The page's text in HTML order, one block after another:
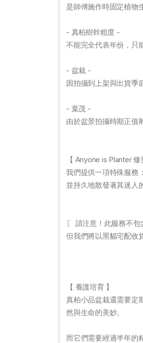
是師傅施作時固定植物
- 真柏樹幹粗度 -
不能完全代表年份，只
- 盆栽 -
因拍攝到上架與出貨季
- 葉茂 -
由於盆景拍攝時期正值
【 Anyone is Planter 修
我們提供一項特殊服務
並持久地散發著其迷人
〖 請注意！此服務不包
但我們將以黑貓宅配收
【 養護培育 】
真柏小品盆栽還需要定
然與生命的美妙。
而它們需要經過半年的